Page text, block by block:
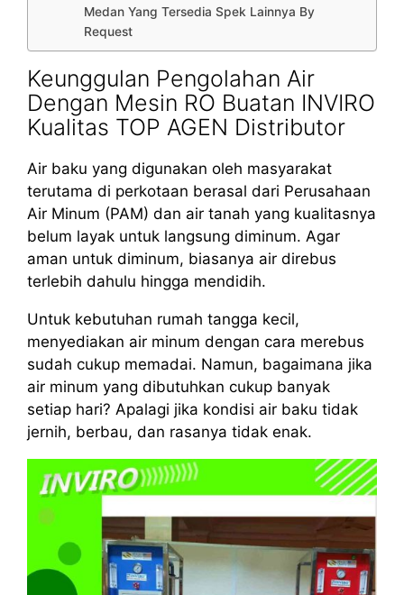
Medan Yang Tersedia Spek Lainnya By
Request
Keunggulan Pengolahan Air
Dengan Mesin RO Buatan INVIRO
Kualitas TOP AGEN Distributor
Air baku yang digunakan oleh masyarakat
terutama di perkotaan berasal dari Perusahaan
Air Minum (PAM) dan air tanah yang kualitasnya
belum layak untuk langsung diminum. Agar
aman untuk diminum, biasanya air direbus
terlebih dahulu hingga mendidih.
Untuk kebutuhan rumah tangga kecil,
menyediakan air minum dengan cara merebus
sudah cukup memadai. Namun, bagaimana jika
air minum yang dibutuhkan cukup banyak
setiap hari? Apalagi jika kondisi air baku tidak
jernih, berbau, dan rasanya tidak enak.